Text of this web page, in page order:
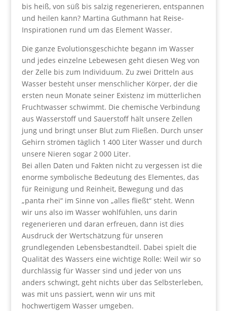
bis heiß, von süß bis salzig regenerieren, entspannen
und heilen kann? Martina Guthmann hat Reise-
Inspirationen rund um das Element Wasser.
Die ganze Evolutionsgeschichte begann im Wasser
und jedes einzelne Lebewesen geht diesen Weg von
der Zelle bis zum Individuum. Zu zwei Dritteln aus
Wasser besteht unser menschlicher Körper, der die
ersten neun Monate seiner Existenz im mütterlichen
Fruchtwasser schwimmt. Die chemische Verbindung
aus Wasserstoff und Sauerstoff hält unsere Zellen
jung und bringt unser Blut zum Fließen. Durch unser
Gehirn strömen täglich 1 400 Liter Wasser und durch
unsere Nieren sogar 2 000 Liter.
Bei allen Daten und Fakten nicht zu vergessen ist die
enorme symbolische Bedeutung des Elementes, das
für Reinigung und Reinheit, Bewegung und das
„panta rhei“ im Sinne von „alles fließt“ steht. Wenn
wir uns also im Wasser wohlfühlen, uns darin
regenerieren und daran erfreuen, dann ist dies
Ausdruck der Wertschätzung für unseren
grundlegenden Lebensbestandteil. Dabei spielt die
Qualität des Wassers eine wichtige Rolle: Weil wir so
durchlässig für Wasser sind und jeder von uns
anders schwingt, geht nichts über das Selbsterleben,
was mit uns passiert, wenn wir uns mit
hochwertigem Wasser umgeben.